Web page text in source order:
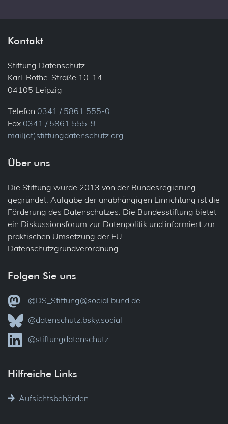
Kontakt
Stiftung Datenschutz
Karl-Rothe-Straße 10-14
04105 Leipzig
Telefon 0341 / 5861 555-0
Fax 0341 / 5861 555-9
mail(at)stiftungdatenschutz.org
Über uns
Die Stiftung wurde 2013 von der Bundesregierung
gegründet. Aufgabe der unabhängigen Einrichtung ist die
Förderung des Datenschutzes. Die Bundesstiftung bietet
ein Diskussionsforum zur Datenpolitik und informiert zur
praktischen Umsetzung der EU-
Datenschutzgrundverordnung.
Folgen Sie uns
@DS_Stiftung@social.bund.de
@datenschutz.bsky.social
@stiftungdatenschutz
Hilfreiche Links
Aufsichtsbehörden